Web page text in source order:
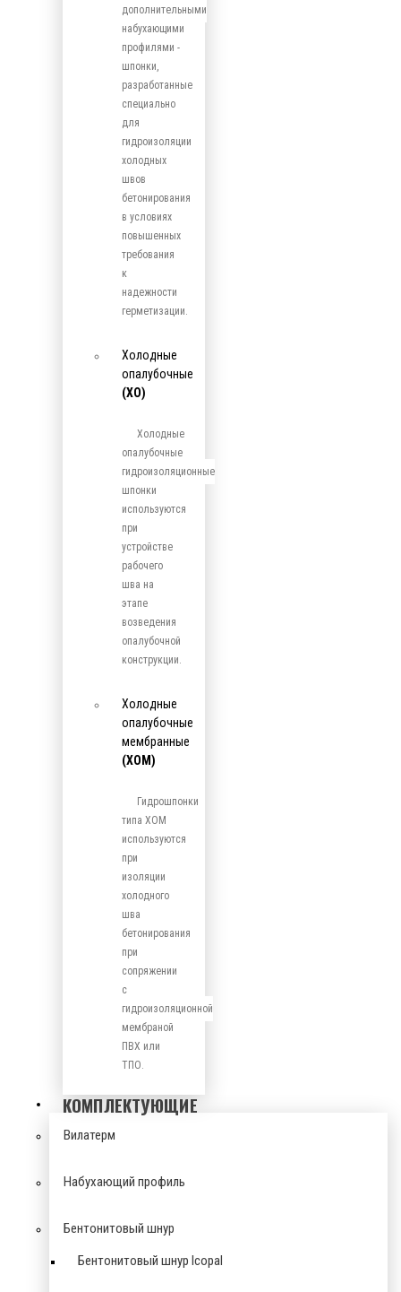
дополнительными
набухающими
профилями -
шпонки,
разработанные
специально
для
гидроизоляции
холодных
швов
бетонирования
в условиях
повышенных
требования
к
надежности
герметизации.
Холодные
опалубочные
(ХО)
Холодные
опалубочные
гидроизоляционные
шпонки
используются
при
устройстве
рабочего
шва на
этапе
возведения
опалубочной
конструкции.
Холодные
опалубочные
мембранные
(ХОМ)
Гидрошпонки
типа ХОМ
используются
при
изоляции
холодного
шва
бетонирования
при
сопряжении
с
гидроизоляционной
мембраной
ПВХ или
ТПО.
КОМПЛЕКТУЮЩИЕ
Вилатерм
Набухающий профиль
Бентонитовый шнур
Бентонитовый шнур Icopal